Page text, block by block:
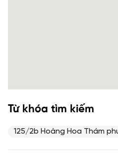
Từ khóa tìm kiếm
125/2b Hoàng Hoa Thám